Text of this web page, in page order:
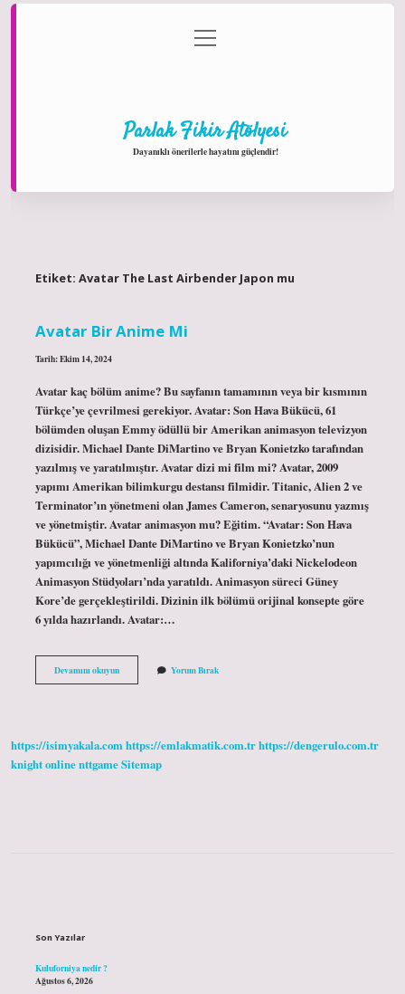
Gizlilik Politikası
menüyü
aç
Parlak Fikir Atölyesi
Dayanıklı önerilerle hayatını güçlendir!
Etiket: Avatar The Last Airbender Japon mu
Avatar Bir Anime Mi
Tarih: Ekim 14, 2024
Avatar kaç bölüm anime? Bu sayfanın tamamının veya bir kısmının
Türkçe’ye çevrilmesi gerekiyor. Avatar: Son Hava Bükücü, 61
bölümden oluşan Emmy ödüllü bir Amerikan animasyon televizyon
dizisidir. Michael Dante DiMartino ve Bryan Konietzko tarafından
yazılmış ve yaratılmıştır. Avatar dizi mi film mi? Avatar, 2009
yapımı Amerikan bilimkurgu destansı filmidir. Titanic, Alien 2 ve
Terminator’ın yönetmeni olan James Cameron, senaryosunu yazmış
ve yönetmiştir. Avatar animasyon mu? Eğitim. “Avatar: Son Hava
Bükücü”, Michael Dante DiMartino ve Bryan Konietzko’nun
yapımcılığı ve yönetmenliği altında Kaliforniya’daki Nickelodeon
Animasyon Stüdyoları’nda yaratıldı. Animasyon süreci Güney
Kore’de gerçekleştirildi. Dizinin ilk bölümü orijinal konsepte göre
6 yılda hazırlandı. Avatar:…
Devamını okuyunAvatar
Bir
Yorum Bırak
https://isimyakala.comhttps://emlakmatik.com.trhttps://dengerulo.com.tr
knight onlinenttgameSitemap
Son Yazılar
Kuluforniya nedir ?
Ağustos 6, 2026